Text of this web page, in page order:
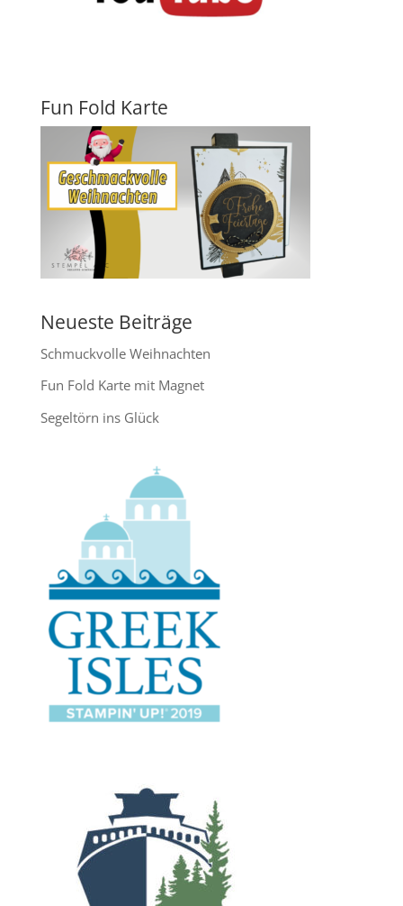
Fun Fold Karte
Neueste Beiträge
Schmuckvolle Weihnachten
Fun Fold Karte mit Magnet
Segeltörn ins Glück